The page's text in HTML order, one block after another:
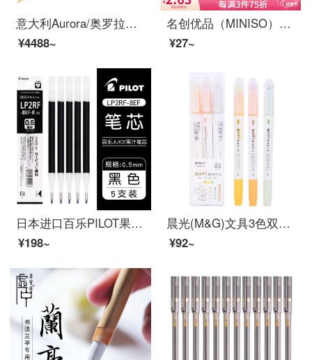
意大利Aurora/奥罗拉钢笔Ipsilon意普西伦B11镀金笔生日礼物送礼进口礼盒装商务男女签字笔 绿色金夹 M
¥4488~
名创优品（MINISO）快干系列中性笔 0.5mm办公水笔签字笔 子弹头学生文具办公用品 黑色
¥27~
日本进口百乐PILOT果汁笔LJU-10EF水笔按动中性笔学生考试专用笔速干签字笔黑笔果汁笔芯0.5 黑色笔芯五支
¥198~
晨光(M&G)文具3色双头荧光笔 办公学生通用重点标记笔 MASMARCU手账手绘记号笔 3支/盒AHMT6402
¥92~